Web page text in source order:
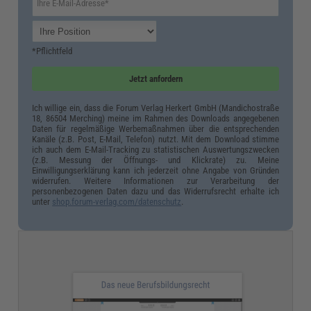
*Pflichtfeld
Jetzt anfordern
Ich willige ein, dass die Forum Verlag Herkert GmbH (Mandichostraße
18, 86504 Merching) meine im Rahmen des Downloads angegebenen
Daten für regelmäßige Werbemaßnahmen über die entsprechenden
Kanäle (z.B. Post, E-Mail, Telefon) nutzt. Mit dem Download stimme
ich auch dem E-Mail-Tracking zu statistischen Auswertungszwecken
(z.B. Messung der Öffnungs- und Klickrate) zu. Meine
Einwilligungserklärung kann ich jederzeit ohne Angabe von Gründen
widerrufen. Weitere Informationen zur Verarbeitung der
personenbezogenen Daten dazu und das Widerrufsrecht erhalte ich
unter shop.forum-verlag.com/datenschutz.